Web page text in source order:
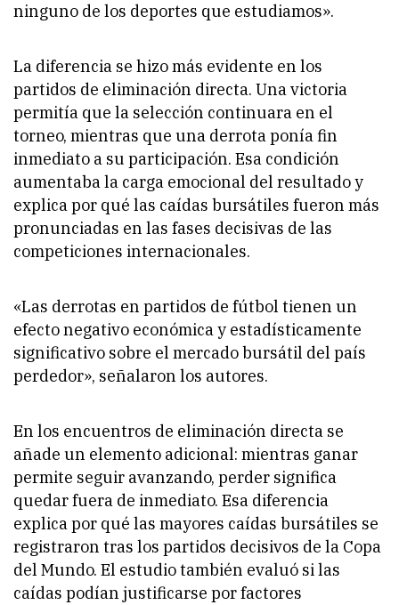
ninguno de los deportes que estudiamos».
La diferencia se hizo más evidente en los
partidos de eliminación directa. Una victoria
permitía que la selección continuara en el
torneo, mientras que una derrota ponía fin
inmediato a su participación. Esa condición
aumentaba la carga emocional del resultado y
explica por qué las caídas bursátiles fueron más
pronunciadas en las fases decisivas de las
competiciones internacionales.
«Las derrotas en partidos de fútbol tienen un
efecto negativo económica y estadísticamente
significativo sobre el mercado bursátil del país
perdedor», señalaron los autores.
En los encuentros de eliminación directa se
añade un elemento adicional: mientras ganar
permite seguir avanzando, perder significa
quedar fuera de inmediato. Esa diferencia
explica por qué las mayores caídas bursátiles se
registraron tras los partidos decisivos de la Copa
del Mundo. El estudio también evaluó si las
caídas podían justificarse por factores